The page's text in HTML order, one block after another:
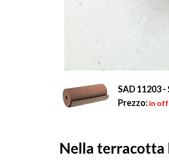
SAD 11203
Prezzo: in
Nella terracotta